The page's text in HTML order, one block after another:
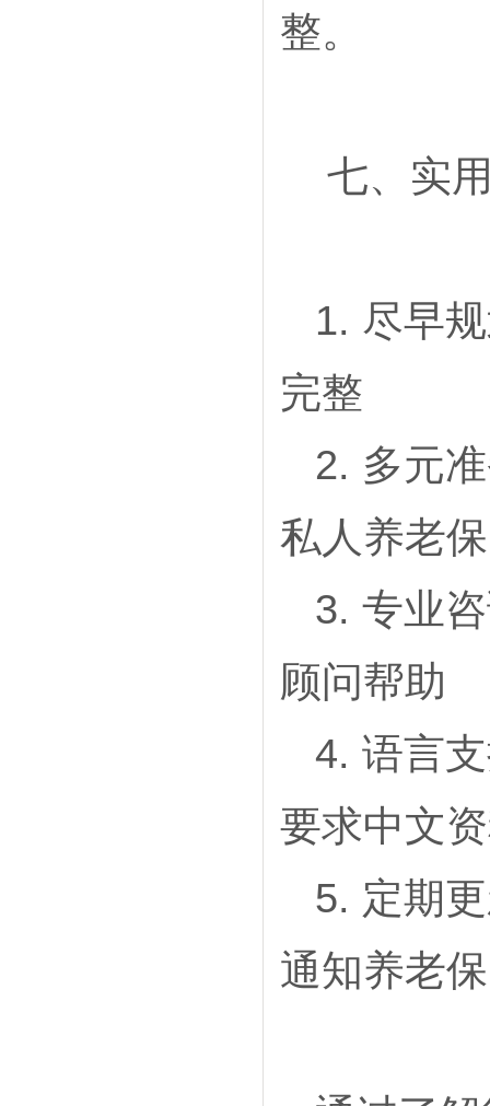
整。
七、实
1. 尽早
完整
2. 多元
私人养老
3. 专业
顾问帮助
4. 语言
要求中文
5. 定期
通知养老